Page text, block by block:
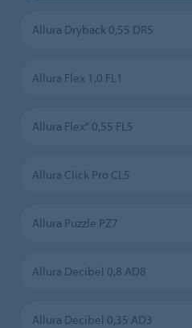
Allura Dryback 0,55 DR5
Allura Flex 1,0 FL1
Allura Flex" 0,55 FL5
Allura Click Pro CL5
Allura Puzzle PZ7
Allura Decibel 0,8 AD8
Allura Decibel 0,35 AD3